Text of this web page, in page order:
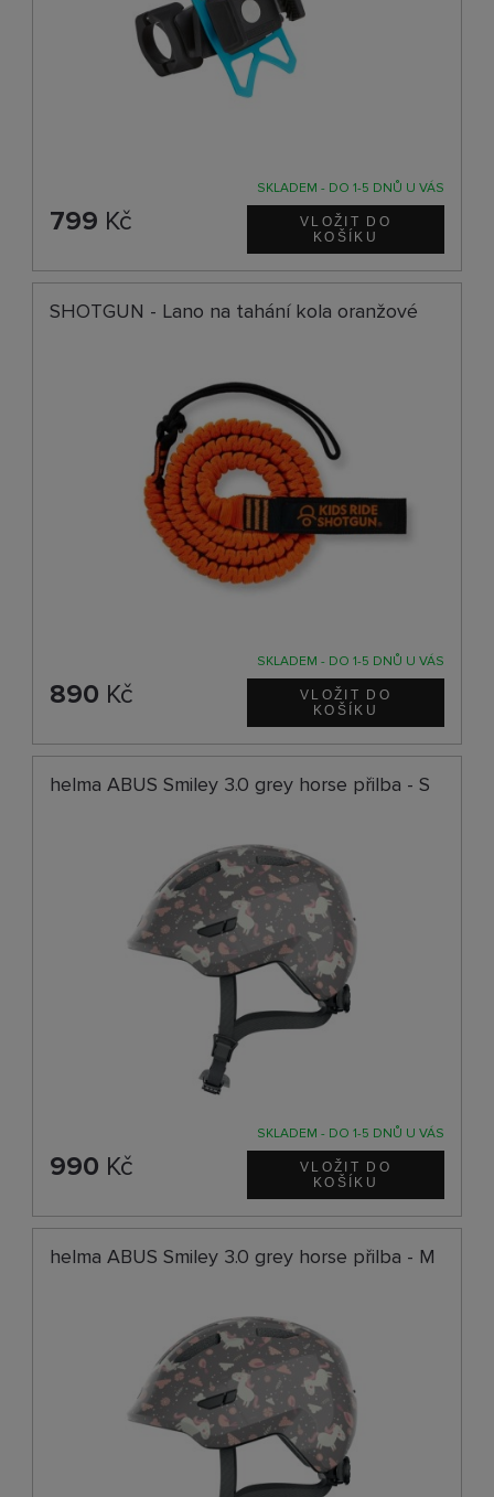
SKLADEM - DO 1-5 DNŮ U VÁS
799 Kč
SHOTGUN - Lano na tahání kola oranžové
SKLADEM - DO 1-5 DNŮ U VÁS
890 Kč
helma ABUS Smiley 3.0 grey horse přilba - S
SKLADEM - DO 1-5 DNŮ U VÁS
990 Kč
helma ABUS Smiley 3.0 grey horse přilba - M